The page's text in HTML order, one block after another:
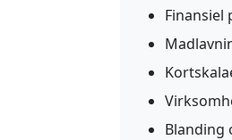
Blanding